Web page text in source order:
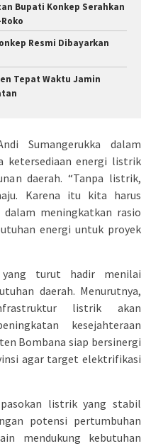
Bupati Konkep Serahkan
Resmi Dibayarkan
Tepat Waktu Jamin
Sumangerukka dalam
ketersediaan energi listrik
daerah. “Tanpa listrik,
Karena itu kita harus
meningkatkan rasio
energi untuk proyek
yang turut hadir menilai
daerah. Menurutnya,
listrik akan
kesejahteraan
Bombana siap bersinergi
agar target elektrifikasi
listrik yang stabil
potensi pertumbuhan
mendukung kebutuhan